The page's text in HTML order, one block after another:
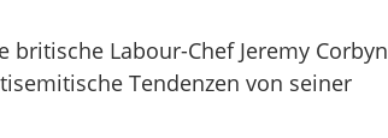
britische Labour-Chef Jeremy Corbyn
Tendenzen von seiner